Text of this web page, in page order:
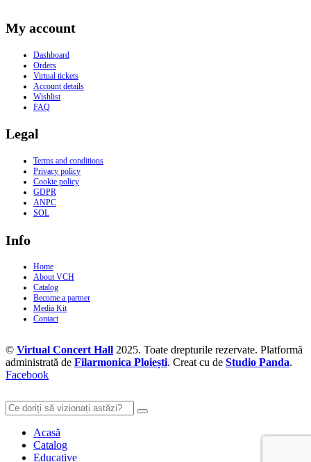
My account
Dashboard
Orders
Virtual tickets
Account details
Wishlist
FAQ
Legal
Terms and conditions
Privacy policy
Cookie policy
GDPR
ANPC
SOL
Info
Home
About VCH
Catalog
Become a partner
Media Kit
Contact
© Virtual Concert Hall 2025. Toate drepturile rezervate. Platformă
administrată de Filarmonica Ploiești. Creat cu de Studio Panda.
Facebook
Acasă
Catalog
Educative